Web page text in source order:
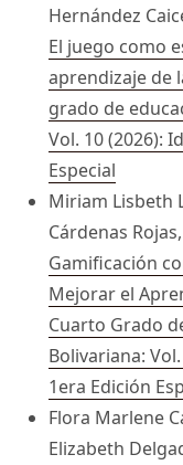
Hernández
El juego como
aprendizaje de
grado de
Vol. 10 (2026):
Especial
Miriam Lisbeth
Cárdenas
Gamificación
Mejorar el
Cuarto Grado
Bolivariana:
1era Edición
Flora Marlene
Elizabeth